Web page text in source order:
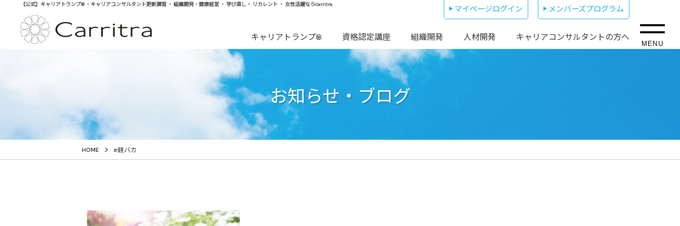
【公式】キャリアトランプ® ・キャリアコンサルタント更新講習 ・ 組織開発・健康経営 ・ 学び直し・ リカレント ・ 女性活躍ならCarritra マイページログイン メンバーズプログラム
キャリアトランプ® 資格認定講座 組織開発 人材開発 キャリアコンサルタントの方へ
MENU
お知らせ・ブログ
HOME > #親バカ